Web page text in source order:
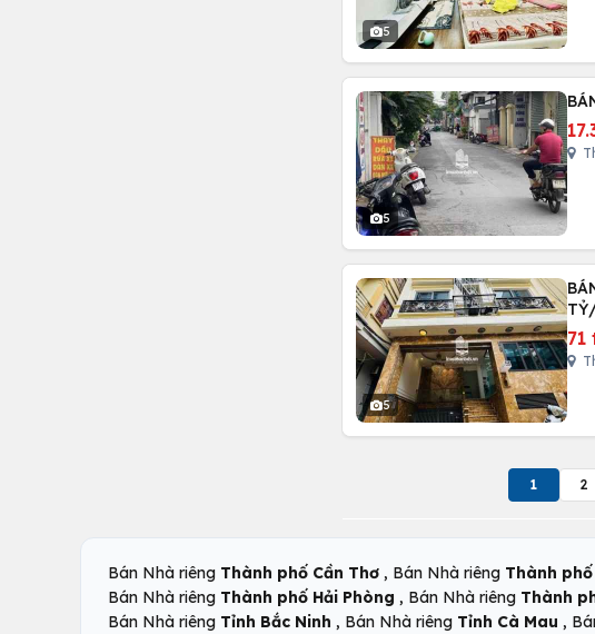
5
5
5
71
1 2
Bán Nhà riêng Thành phố Cần Thơ , Bán Nhà riêng Thành
Bán Nhà riêng Thành phố Hải Phòng , Bán Nhà riêng Thành
Bán Nhà riêng Tỉnh Bắc Ninh , Bán Nhà riêng Tỉnh Cà Mau ,